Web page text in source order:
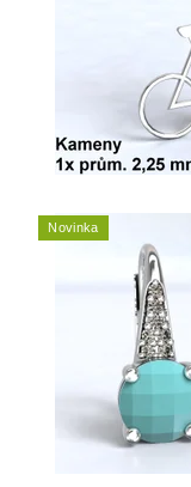
Novinka